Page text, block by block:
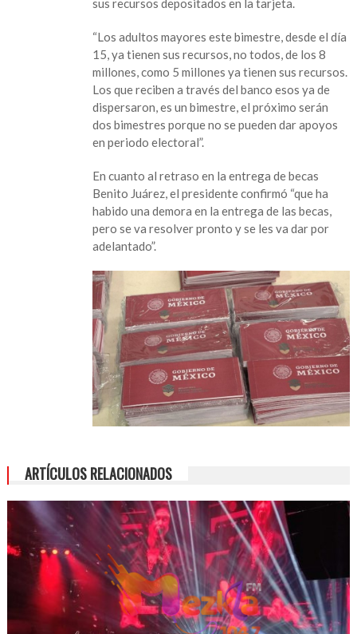
sus recursos depositados en la tarjeta.
“Los adultos mayores este bimestre, desde el día
15, ya tienen sus recursos, no todos, de los 8
millones, como 5 millones ya tienen sus recursos.
Los que reciben a través del banco esos ya de
dispersaron, es un bimestre, el próximo serán
dos bimestres porque no se pueden dar apoyos
en periodo electoral”.
En cuanto al retraso en la entrega de becas
Benito Juárez, el presidente confirmó “que ha
habido una demora en la entrega de las becas,
pero se va resolver pronto y se les va dar por
adelantado”.
ARTÍCULOS RELACIONADOS